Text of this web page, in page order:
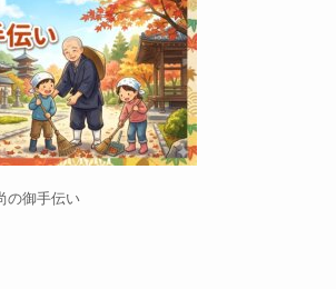
の御手伝い